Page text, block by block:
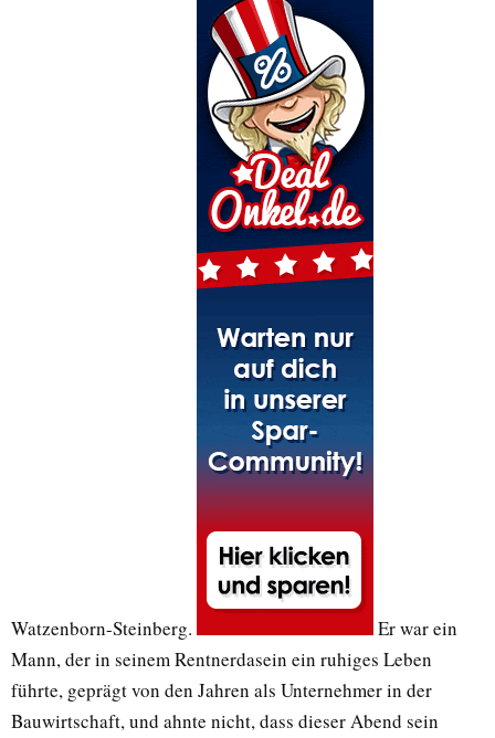
Watzenborn-Steinberg.
Er war ein
Mann, der in seinem Rentnerdasein ein ruhiges Leben
führte, geprägt von den Jahren als Unternehmer in der
Bauwirtschaft, und ahnte nicht, dass dieser Abend sein